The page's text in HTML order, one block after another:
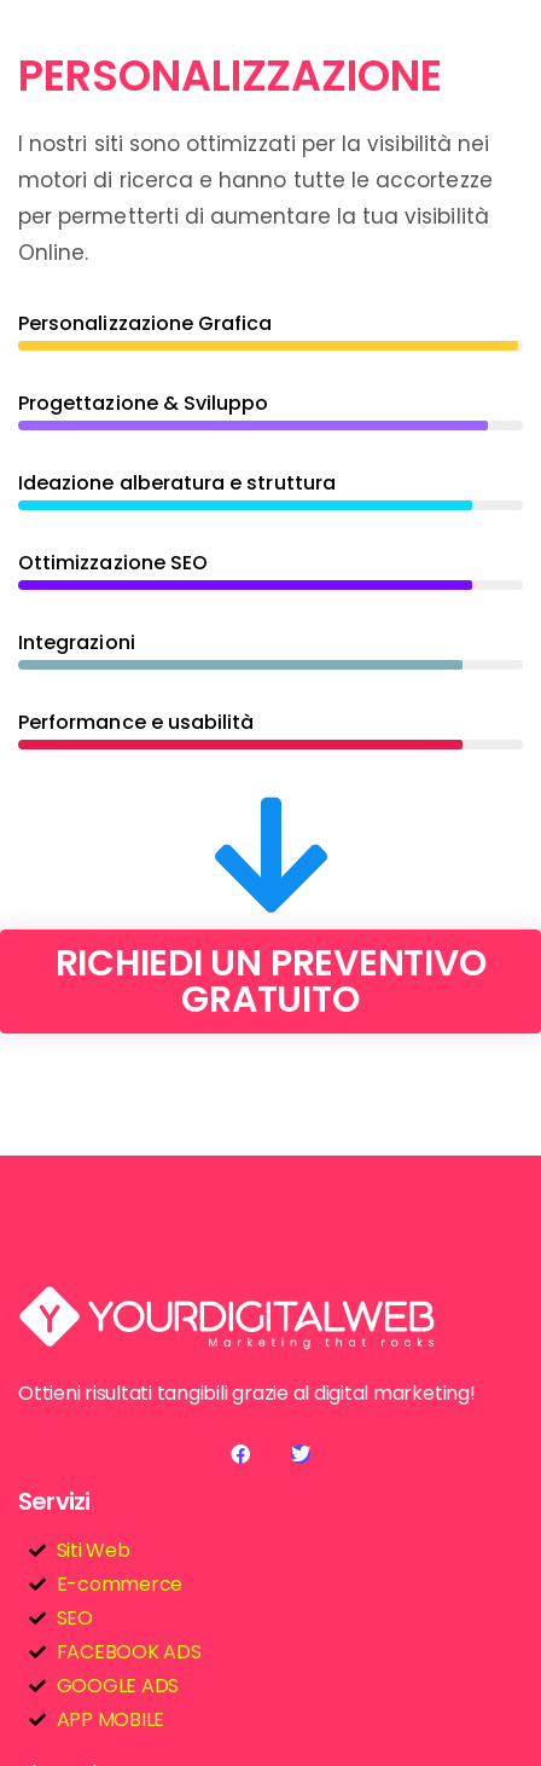
PERSONALIZZAZIONE
I nostri siti sono ottimizzati per la visibilità nei
motori di ricerca e hanno tutte le accortezze
per permetterti di aumentare la tua visibilità
Online.
Personalizzazione Grafica
Progettazione & Sviluppo
Ideazione alberatura e struttura
Ottimizzazione SEO
Integrazioni
Performance e usabilità
RICHIEDI UN PREVENTIVO
GRATUITO
Ottieni risultati tangibili grazie al digital marketing!
Servizi
Siti Web
E-commerce
SEO
FACEBOOK ADS
GOOGLE ADS
APP MOBILE